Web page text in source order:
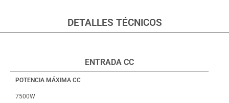
DETALLES TÉCNICOS
ENTRADA CC
POTENCIA MÁXIMA CC
7500W